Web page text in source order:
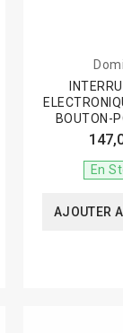
BOUTON-
En
AJOUTER